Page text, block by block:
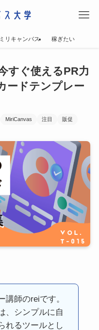
ミリキャンバス 稼ぎたい
すぐ使えるPR力
ードテンプレー
MiriCanvas 注目 販促
講師のreiです。
、シンプルに自
れるツールとし